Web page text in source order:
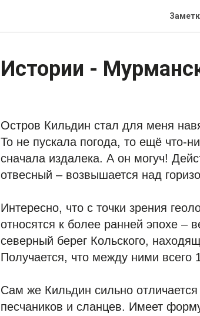
Истории -
Остров Кильдин стал для меня
То не пускала погода, то ещё что-
сначала издалека. А он могуч!
отвесный – возвышается над
Интересно, что с точки зрения
относятся к более ранней эпохе –
северный берег Кольского,
Получается, что между ними всего
Сам же Кильдин сильно отличается
песчаников и сланцев. Имеет